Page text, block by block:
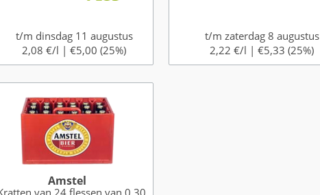
t/m dinsdag 11 augustus
2,08 €/l | €5,00 (25%)
t/m zaterdag 8 augustus
2,22 €/l | €5,33 (25%)
Amstel
van 24 flessen van 0,30